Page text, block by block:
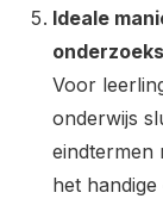
Ideale
Voor
onderwijs
eindtermen
het